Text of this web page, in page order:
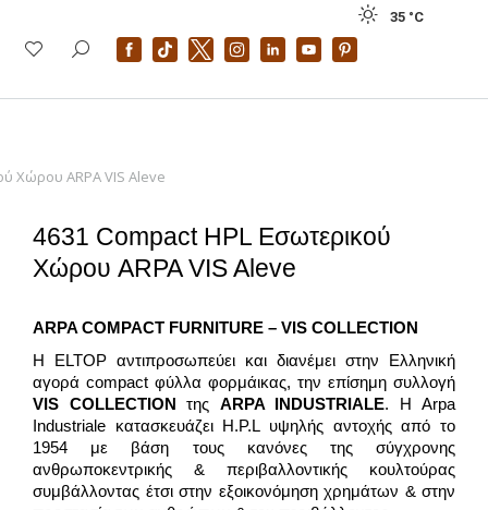
35 °C
Χώρου ARPA VIS Aleve
4631 Compact HPL Εσωτερικού
Χώρου ARPA VIS Aleve
ARPA COMPACT FURNITURE – VIS COLLECTION
H ELTOP αντιπροσωπεύει και διανέμει στην Ελληνική
αγορά compact φύλλα φορμάικας, την επίσημη συλλογή
VIS COLLECTION της ARPA INDUSTRIALE. Η Arpa
Industriale κατασκευάζει H.P.L υψηλής αντοχής από το
1954 με βάση τους κανόνες της σύγχρονης
ανθρωποκεντρικής & περιβαλλοντικής κουλτούρας
συμβάλλοντας έτσι στην εξοικονόμηση χρημάτων & στην